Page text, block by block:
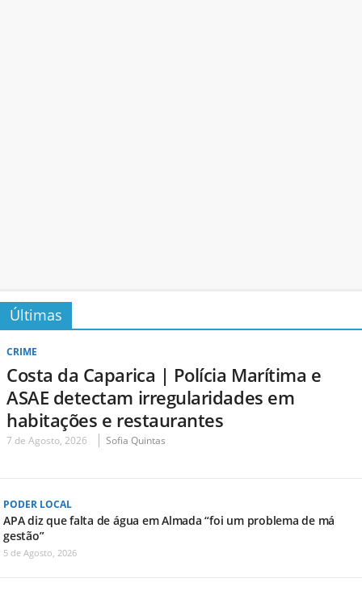
Últimas
CRIME
Costa da Caparica | Polícia Marítima e
ASAE detectam irregularidades em
habitações e restaurantes
7 de Agosto, 2026 Sofia Quintas
PODER LOCAL
APA diz que falta de água em Almada “foi um problema de má
gestão”
5 de Agosto, 2026